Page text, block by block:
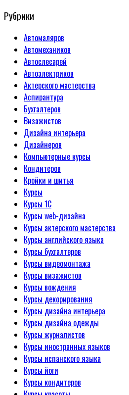
Рубрики
Автомаляров
Автомехаников
Автослесарей
Автоэлектриков
Актерского мастерства
Аспирантура
Бухгалтеров
Визажистов
Дизайна интерьера
Дизайнеров
Компьютерные курсы
Кондитеров
Кройки и шитья
Курсы
Курсы 1С
Курсы web-дизайна
Курсы актерского мастерства
Курсы английского языка
Курсы бухгалтеров
Курсы видеомонтажа
Курсы визажистов
Курсы вождения
Курсы декорирования
Курсы дизайна интерьера
Курсы дизайна одежды
Курсы журналистов
Курсы иностранных языков
Курсы испанского языка
Курсы йоги
Курсы кондитеров